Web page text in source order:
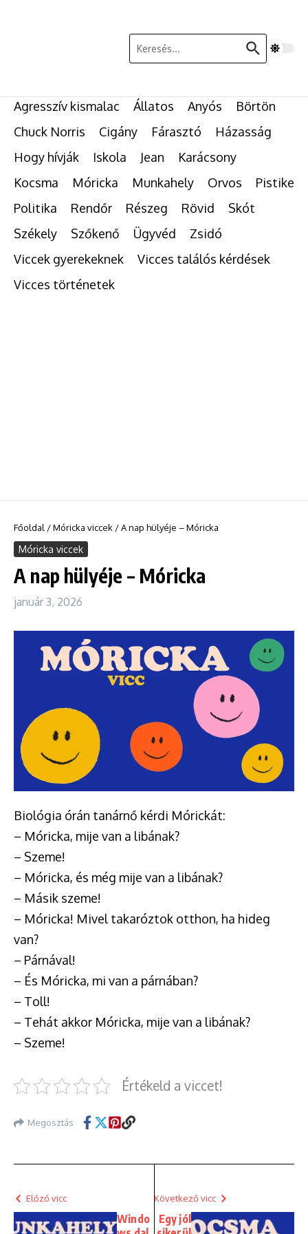
Keresés:
Agresszív kismalac Állatos Anyós
Börtön
Chuck Norris
Cigány Fárasztó
Házasság
Hogy hívják
Iskola Jean
Karácsony
Kocsma
Móricka Munkahely Orvos
Pistike
Politika
Rendőr Részeg Rövid
Skót
Székely
Szőkenő Ügyvéd
Zsidó
Viccek gyerekeknek
Vicces találós kérdések
Vicces történetek
Főoldal /Móricka viccek /A nap hülyéje – Móricka
Móricka viccek
A nap hülyéje – Móricka
január 3, 2026
Biológia órán tanárnő kérdi Mórickát:
– Móricka, mije van a libának?
– Szeme!
– Móricka, és még mije van a libának?
– Másik szeme!
– Móricka! Mivel takaróztok otthon, ha hideg
van?
– Párnával!
– És Móricka, mi van a párnában?
– Toll!
– Tehát akkor Móricka, mije van a libának?
– Szeme!
Értékeld a viccet!
Megosztás
Előző vicc
Windo
Következő vicc
Egy jól